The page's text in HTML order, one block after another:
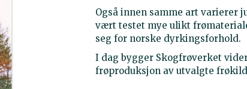
Også innen samme art varierer
vært testet mye ulikt
seg for norske dyrkingsforhold.
I dag bygger Skogfrøverket
frøproduksjon av utvalgte